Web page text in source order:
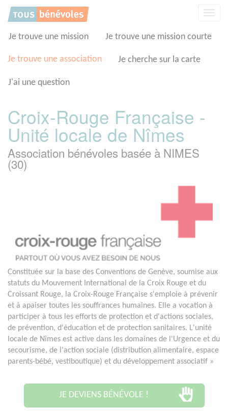
Je trouve une mission Je trouve une mission courte
Je trouve une association Je cherche sur la carte
J'ai une question
Croix-Rouge Française -
Unité locale de Nîmes
Association bénévoles basée à NIMES
(30)
Constituée sur la base des Conventions de Genève, soumise aux
statuts du Mouvement International de la Croix Rouge et du
Croissant Rouge, la Croix-Rouge Française s'emploie à prévenir
et à apaiser toutes les souffrances humaines. Elle a vocation à
participer à tous les efforts de protection et d'actions sociales,
de prévention, d'éducation et de protection sanitaires. L'unité
locale de Nîmes est active dans les domaines de l'Urgence et du
secourisme, de l'action sociale (distribution alimentaire, espace
parents-bébé, vestiboutique) et du développement associatif »
JE DEVIENS BÉNÉVOLE !
Panneau de gestion des cookies